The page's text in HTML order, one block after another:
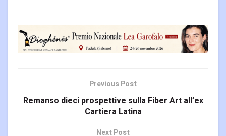
Previous Post
Remanso dieci prospettive sulla Fiber Art all’ex
Cartiera Latina
Next Post